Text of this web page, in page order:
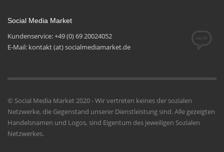
Social Media Market
Kundenservice: +49 (0) 69 20024052
E-Mail: kontakt (at) socialmediamarket.de
© Social Media Market 2020 - Wir vertreten keines der sozialen
Netzwerke, die Gegenstand unserer Dienstleistung sind. Alle gezeigten
Handelsnamen und Logos, sind Eigentum des jeweiligen Sozialen
Netzwerkes.